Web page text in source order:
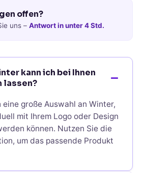
offen?
uns – Antwort in unter 4 Std.
kann ich bei Ihnen
lassen?
große Auswahl an Winter,
mit Ihrem Logo oder Design
können. Nutzen Sie die
um das passende Produkt